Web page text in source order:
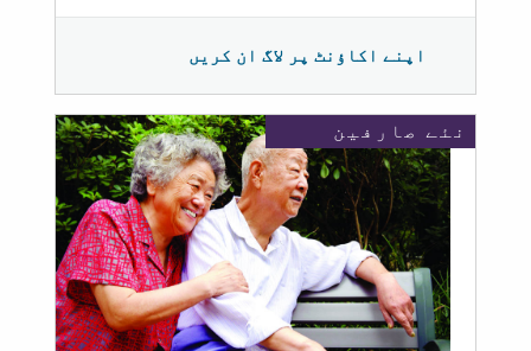
اپنے اکاؤنٹ پر لاگ ان کریں
نئے صارفین